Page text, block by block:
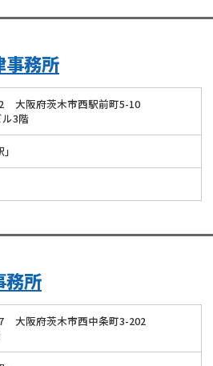
事務所
大阪府茨木市西駅前町5-10
3階
務所
大阪府茨木市西中条町3-202